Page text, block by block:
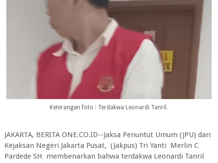
Keterangan foto : Terdakwa Leonardi Tanril.
JAKARTA, BERITA ONE.CO.ID--Jaksa Penuntut Umum (JPU) dari
Kejaksan Negeri Jakarta Pusat, (Jakpus) Tri Yanti Merlin C
Pardede SH membenarkan bahwa terdakwa Leonardi Tanril